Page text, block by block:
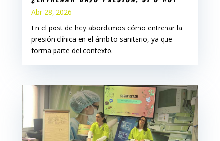
Abr 28, 2026
En el post de hoy abordamos cómo entrenar la
presión clínica en el ámbito sanitario, ya que
forma parte del contexto.